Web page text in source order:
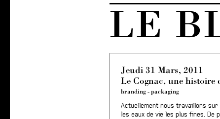
LE
Jeudi 31 Mars, 2011
Le Cognac, une histoire
branding - packaging
Actuellement nous travaillons sur
les eaux de vie les plus fines.